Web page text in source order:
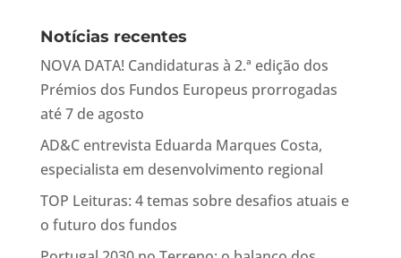
Notícias recentes
NOVA DATA! Candidaturas à 2.ª edição dos
Prémios dos Fundos Europeus prorrogadas
até 7 de agosto
AD&C entrevista Eduarda Marques Costa,
especialista em desenvolvimento regional
TOP Leituras: 4 temas sobre desafios atuais e
o futuro dos fundos